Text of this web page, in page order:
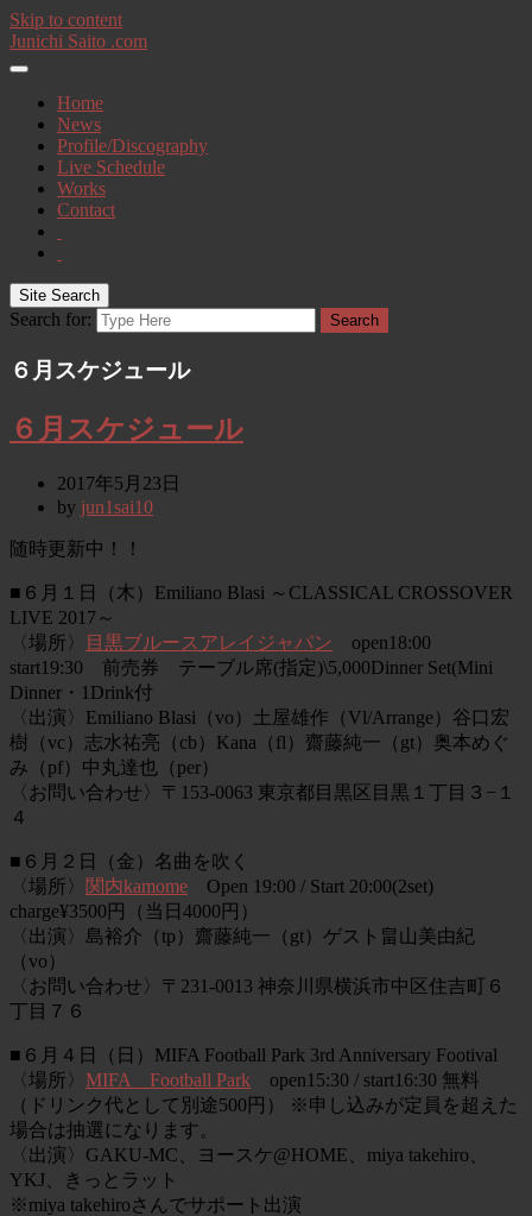
Skip to content
Junichi Saito .com
Home
News
Profile/Discography
Live Schedule
Works
Contact
Site Search
Search for: Search
６月スケジュール
６月スケジュール
2017年5月23日
by jun1sai10
随時更新中！！
■６月１日（木）Emiliano Blasi ～CLASSICAL CROSSOVER
LIVE 2017～
〈場所〉
目黒ブルースアレイジャパン open18:00
start19:30 前売券 テーブル席(指定)\5,000Dinner Set(Mini
Dinner・1Drink付
〈出演〉Emiliano Blasi（vo）土屋雄作（Vl/Arrange）谷口宏
樹（vc）志水祐亮（cb）Kana（fl）齋藤純一（gt）奥本めぐ
み（pf）中丸達也（per）
〈お問い合わせ〉〒153-0063 東京都目黒区目黒１丁目３−１
４
■６月２日（金）名曲を吹く
〈場所〉
関内kamome Open 19:00 / Start 20:00(2set)
charge¥3500円（当日4000円）
〈出演〉島裕介（tp）齋藤純一（gt）ゲスト畠山美由紀
（vo）
〈お問い合わせ〉〒231-0013 神奈川県横浜市中区住吉町６
丁目７６
■６月４日（日）MIFA Football Park 3rd Anniversary Footival
〈場所〉 MIFA Football Park open15:30 / start16:30 無料
（ドリンク代として別途500円） ※申し込みが定員を超えた
場合は抽選になります。
〈出演〉GAKU-MC、ヨースケ@HOME、miya takehiro、
YKJ、きっとラット
※miya takehiroさんでサポート出演